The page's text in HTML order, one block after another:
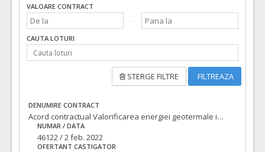
VALOARE CONTRACT
CAUTA LOTURI
STERGE FILTRE FILTREAZA
DENUMIRE CONTRACT
Acord contractual Valorificarea energiei geotermale in asociatie cu pompe de caldura, pentru producerea agentului termic pentru incalzire si apa calda in cartierul Nufarul I-Oradea
NUMAR / DATA
46122 / 2 feb. 2022
OFERTANT CASTIGATOR